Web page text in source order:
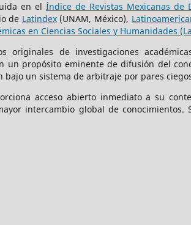
en el Índice de Revistas Mexicanas de
de Latindex(UNAM, México),
en Ciencias Sociales y Humanidades
originales de investigaciones
un propósito eminente de difusión del
bajo un sistema de arbitraje por pares
acceso abierto inmediato a su
intercambio global de conocimientos.